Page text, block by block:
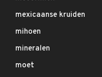
mexicaanse kruiden
mihoen
mineralen
moet